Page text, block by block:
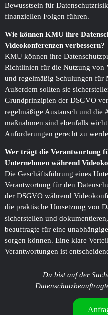
Bewusstsein für
finanziellen Folgen führen.
Wie können KMU ihre
Video­konferenzen verbessern?
KMU können ihre
Richtlinien für die Nutzung von
und regelmäßig Schulungen für
Außerdem sollten sie
Grundprinzipien der DSGVO
regelmäßige Austausch und
maßnahmen sind ebenfalls
Anforderungen gerecht zu
Wer trägt die Verantwortung
Unternehmen während
Die Geschäftsführung eines
Verantwortung für den
der DSGVO während
die praktische Umsetzung von
sicherstellen und
beauftragte für eine
sorgen können. Eine klare
Verantwortungen ist
Du bist auf der